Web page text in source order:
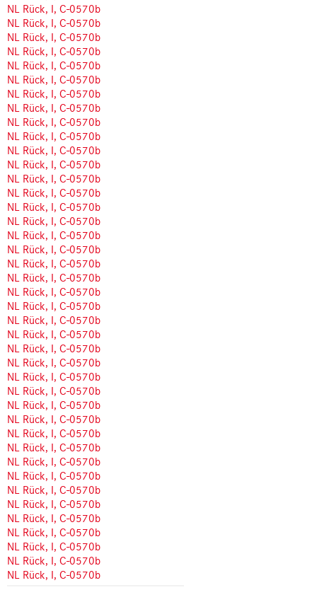
NL Rück, I, C-0570b
NL Rück, I, C-0570b
NL Rück, I, C-0570b
NL Rück, I, C-0570b
NL Rück, I, C-0570b
NL Rück, I, C-0570b
NL Rück, I, C-0570b
NL Rück, I, C-0570b
NL Rück, I, C-0570b
NL Rück, I, C-0570b
NL Rück, I, C-0570b
NL Rück, I, C-0570b
NL Rück, I, C-0570b
NL Rück, I, C-0570b
NL Rück, I, C-0570b
NL Rück, I, C-0570b
NL Rück, I, C-0570b
NL Rück, I, C-0570b
NL Rück, I, C-0570b
NL Rück, I, C-0570b
NL Rück, I, C-0570b
NL Rück, I, C-0570b
NL Rück, I, C-0570b
NL Rück, I, C-0570b
NL Rück, I, C-0570b
NL Rück, I, C-0570b
NL Rück, I, C-0570b
NL Rück, I, C-0570b
NL Rück, I, C-0570b
NL Rück, I, C-0570b
NL Rück, I, C-0570b
NL Rück, I, C-0570b
NL Rück, I, C-0570b
NL Rück, I, C-0570b
NL Rück, I, C-0570b
NL Rück, I, C-0570b
NL Rück, I, C-0570b
NL Rück, I, C-0570b
NL Rück, I, C-0570b
NL Rück, I, C-0570b
NL Rück, I, C-0570b